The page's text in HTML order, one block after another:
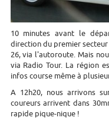
10 minutes avant le
direction du premier
26, via l'autoroute. Mais
via Radio Tour. La région
infos course même à
A 12h20, nous arrivons
coureurs arrivent dans
rapide pique-nique !